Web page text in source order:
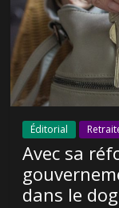
Éditorial
Avec sa
dans le